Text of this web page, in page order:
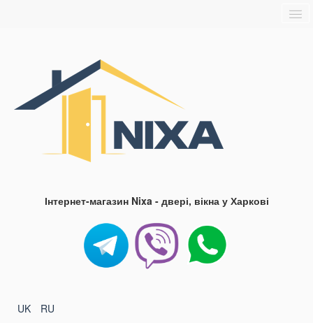
Блог
Інтернет-магазин Nixa - двері, вікна у Харкові
UK RU